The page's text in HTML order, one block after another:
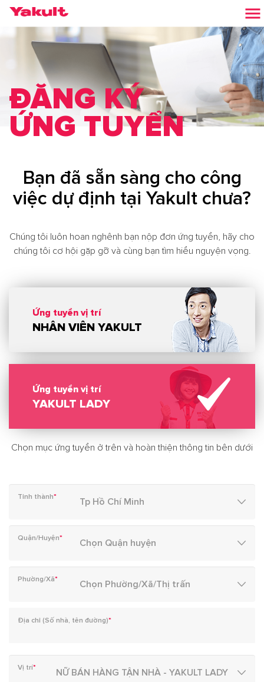
ĐĂNG KÝ
ỨNG TUYỂN
Bạn đã sẵn sàng cho công
việc dự định tại Yakult chưa?
Chúng tôi luôn hoan nghênh bạn nộp đơn ứng tuyển, hãy cho
chúng tôi cơ hội gặp gỡ và cùng bạn tìm hiểu nguyện vọng.
Ứng tuyển vị trí
NHÂN VIÊN YAKULT
Ứng tuyển vị trí
YAKULT LADY
Chọn mục ứng tuyển ở trên và hoàn thiện thông tin bên dưới
Tỉnh thành*
Quận/Huyện*
Phường/Xã*
Địa chỉ (Số nhà, tên đường)*
Vị trí*